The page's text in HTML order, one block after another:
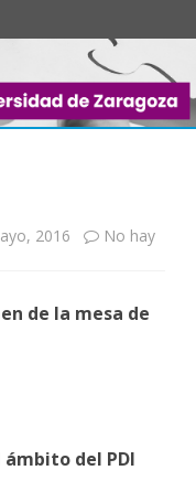
2016 No hay
de la mesa de
del PDI